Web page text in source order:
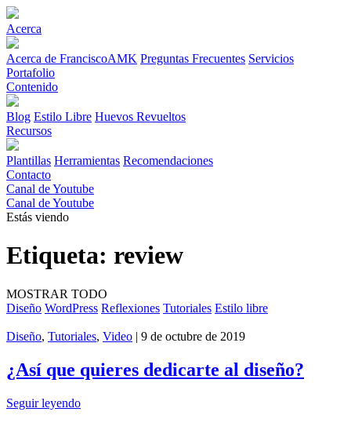
Acerca
Acerca de FranciscoAMK Preguntas Frecuentes Servicios
Portafolio
Contenido
Blog Estilo Libre Huevos Revueltos
Recursos
Plantillas Herramientas Recomendaciones
Contacto
Canal de Youtube
Canal de Youtube
Estás viendo
Etiqueta: review
MOSTRAR TODO
Diseño WordPress Reflexiones Tutoriales Estilo libre
Diseño, Tutoriales, Video | 9 de octubre de 2019
¿Así que quieres dedicarte al diseño?
Seguir leyendo